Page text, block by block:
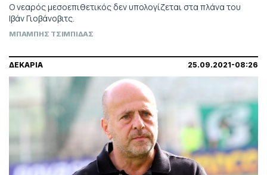
Ο νεαρός μεσοεπιθετικός δεν υπολογίζεται στα πλάνα του
Ιβάν Γιοβάνοβιτς.
ΜΠΑΜΠΗΣ ΤΣΙΜΠΙΔΑΣ
ΔΕΚΑΡΙΑ 25.09.2021-08:26